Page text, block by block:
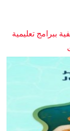
ببرامج تعليمية